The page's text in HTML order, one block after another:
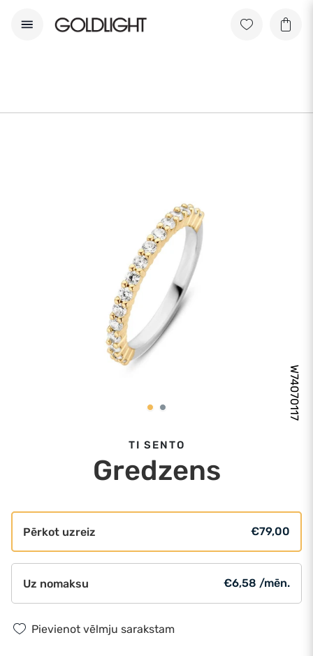
W74070117
TI SENTO
Gredzens
Pērkot uzreiz €79,00
Uz nomaksu €6,58 /mēn.
Pievienot vēlmju sarakstam